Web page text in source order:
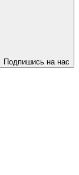
Подпишись на нас